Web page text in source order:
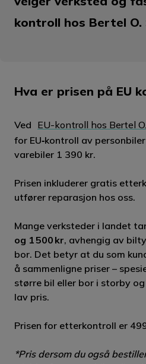
kontroll hos Bertel O.
Hva er prisen på EU
Ved EU-kontroll hos Bertel
for EU‑kontroll av
varebiler 1 390 kr.
Prisen inkluderer gratis
utfører reparasjon hos oss.
Mange verksteder i landet
og 1 500 kr, avhengig av
bor. Det betyr at du som
å sammenligne priser –
større bil eller bor i storby
lav pris.
Prisen for etterkontroll er
*Pris dersom du også